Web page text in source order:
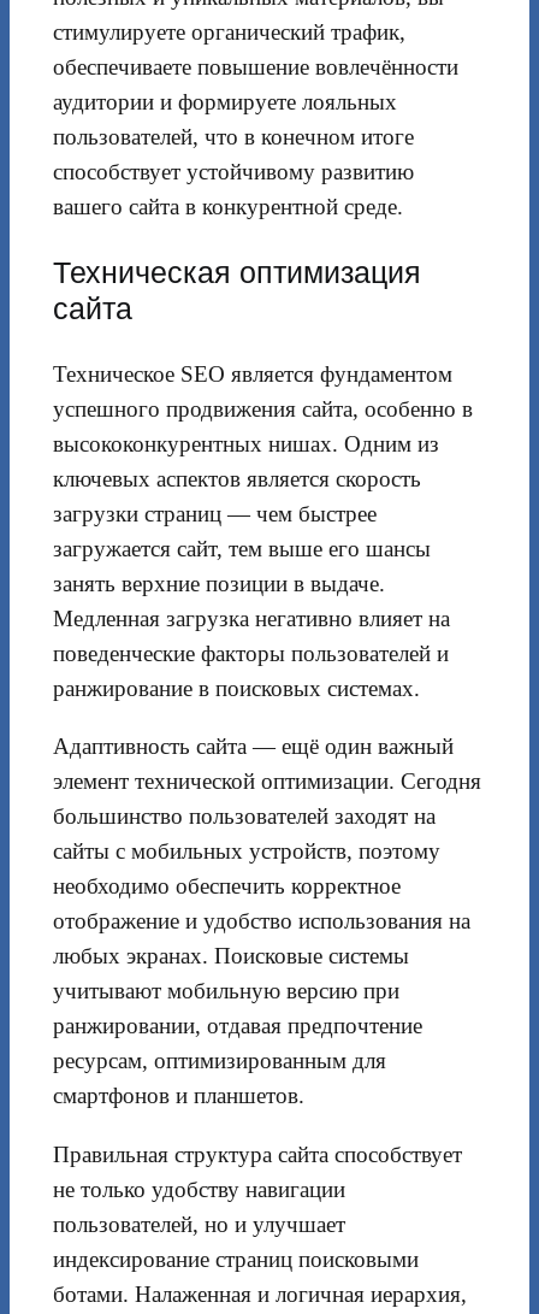
стимулируете органический трафик,
обеспечиваете повышение вовлечённости
аудитории и формируете лояльных
пользователей, что в конечном итоге
способствует устойчивому развитию
вашего сайта в конкурентной среде.
Техническая оптимизация
сайта
Техническое SEO является фундаментом
успешного продвижения сайта, особенно в
высококонкурентных нишах. Одним из
ключевых аспектов является скорость
загрузки страниц — чем быстрее
загружается сайт, тем выше его шансы
занять верхние позиции в выдаче.
Медленная загрузка негативно влияет на
поведенческие факторы пользователей и
ранжирование в поисковых системах.
Адаптивность сайта — ещё один важный
элемент технической оптимизации. Сегодня
большинство пользователей заходят на
сайты с мобильных устройств, поэтому
необходимо обеспечить корректное
отображение и удобство использования на
любых экранах. Поисковые системы
учитывают мобильную версию при
ранжировании, отдавая предпочтение
ресурсам, оптимизированным для
смартфонов и планшетов.
Правильная структура сайта способствует
не только удобству навигации
пользователей, но и улучшает
индексирование страниц поисковыми
ботами. Налаженная и логичная иерархия,